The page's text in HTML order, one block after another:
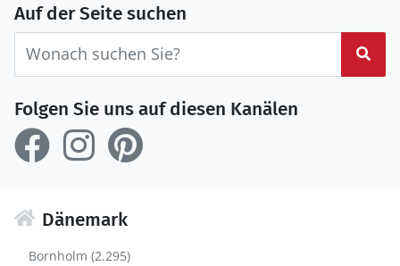
Auf der Seite suchen
Folgen Sie uns auf diesen Kanälen
Dänemark
Bornholm (2.295)